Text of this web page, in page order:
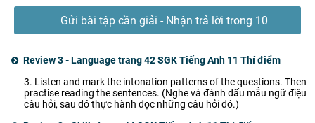
Gửi bài tập cần giải - Nhận trả lời trong 10
Review 3 - Language trang 42 SGK Tiếng Anh 11 Thí điểm
3. Listen and mark the intonation patterns of the questions. Then
practise reading the sentences. (Nghe và đánh dấu mẫu ngữ điệu
câu hỏi, sau đó thực hành đọc những câu hỏi đó.)